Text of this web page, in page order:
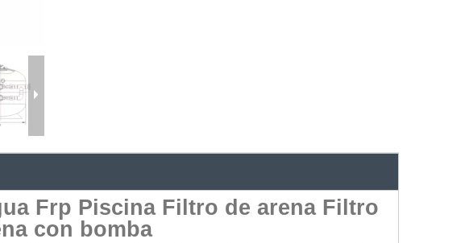
Frp Piscina Filtro de arena Filtro
con bomba